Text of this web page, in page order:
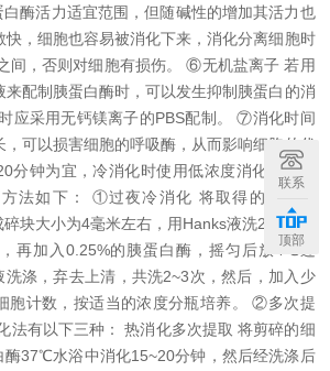
酶活力适宜范围，但随碱性的增加其活力也
快，细胞也容易被消化下来，消化分离细胞时
间，否则对细胞有损伤。⑥无机盐离子 若用
配制胰蛋白酶时，可以发生抑制胰蛋白的消
应采用无钙镁离子的PBS配制。⑦消化时间
可以损害细胞的呼吸酶，从而影响细胞的代
分钟为宜，冷消化时使用低浓度消化液，于
法如下： ①过夜冷消化 将取得的组织用
块大小为4毫米左右，用Hanks液洗2~3次以
再加入0.25%的胰蛋白酶，摇匀后放4℃过
涤，弃去上清，共洗2~3次，然后，加入少
胞计数，按适当的浓度分瓶培养。②多次提
法有以下三种：热消化多次提取 将剪碎的细
酶37℃水浴中消化15~20分钟，然后经洗涤后
联系
顶部